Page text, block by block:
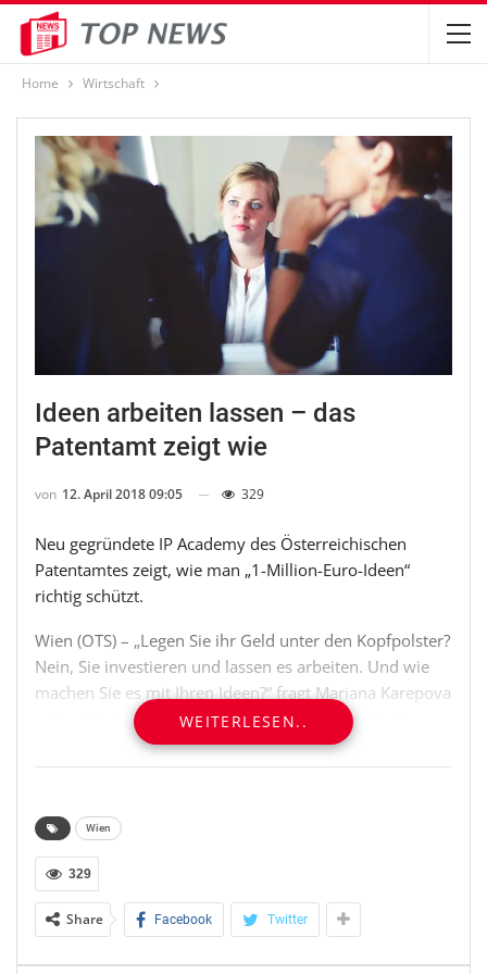
Home Wirtschaft
Ideen arbeiten lassen – das
Patentamt zeigt wie
von 12. April 2018 09:05 329
Neu gegründete IP Academy des Österreichischen
Patentamtes zeigt, wie man „1-Million-Euro-Ideen“
richtig schützt.
Wien (OTS) – „Legen Sie ihr Geld unter den Kopfpolster?
Nein, Sie investieren und lassen es arbeiten. Und wie
machen Sie es mit Ihren Ideen?“ fragt Mariana Karepova
anlässlich des Starts der IP Academy. „Legen Sie ihre
Erfindungen, Logos und Designs nicht in die versperrte
Schublade und laden Sie sie nicht unüberlegt in die
Sie arbeiten!“, so die Patentamtspräsidentin weiter. Wie
gegründeten IP Academy.
Egal ob Einsteiger/innen oder Profis, Global Players
WEITERLESEN..
Wien
329
Share Facebook Twitter